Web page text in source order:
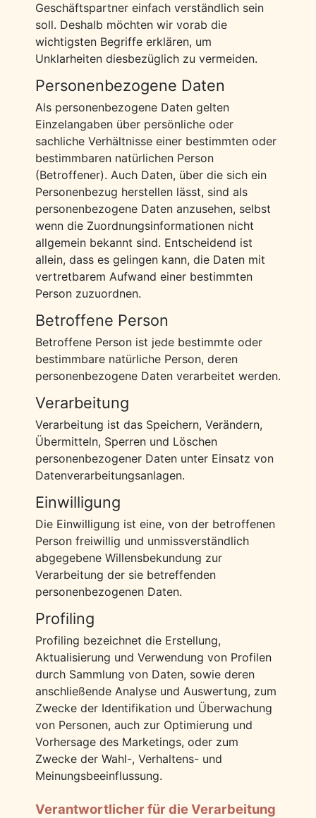
Geschäftspartner einfach verständlich sein
soll. Deshalb möchten wir vorab die
wichtigsten Begriffe erklären, um
Unklarheiten diesbezüglich zu vermeiden.
Personenbezogene Daten
Als personenbezogene Daten gelten
Einzelangaben über persönliche oder
sachliche Verhältnisse einer bestimmten oder
bestimmbaren natürlichen Person
(Betroffener). Auch Daten, über die sich ein
Personenbezug herstellen lässt, sind als
personenbezogene Daten anzusehen, selbst
wenn die Zuordnungsinformationen nicht
allgemein bekannt sind. Entscheidend ist
allein, dass es gelingen kann, die Daten mit
vertretbarem Aufwand einer bestimmten
Person zuzuordnen.
Betroffene Person
Betroffene Person ist jede bestimmte oder
bestimmbare natürliche Person, deren
personenbezogene Daten verarbeitet werden.
Verarbeitung
Verarbeitung ist das Speichern, Verändern,
Übermitteln, Sperren und Löschen
personenbezogener Daten unter Einsatz von
Datenverarbeitungsanlagen.
Einwilligung
Die Einwilligung ist eine, von der betroffenen
Person freiwillig und unmissverständlich
abgegebene Willensbekundung zur
Verarbeitung der sie betreffenden
personenbezogenen Daten.
Profiling
Profiling bezeichnet die Erstellung,
Aktualisierung und Verwendung von Profilen
durch Sammlung von Daten, sowie deren
anschließende Analyse und Auswertung, zum
Zwecke der Identifikation und Überwachung
von Personen, auch zur Optimierung und
Vorhersage des Marketings, oder zum
Zwecke der Wahl-, Verhaltens- und
Meinungsbeeinflussung.
Verantwortlicher für die Verarbeitung